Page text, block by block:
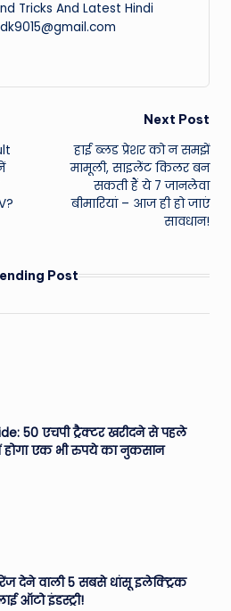
Tricks And Latest Hindi
Next Post
हाई ब्लड प्रेशर को न समझें
मामूली, साइलेंट किलर बन
सकती हैं ये 7 जानलेवा
बीमारियां – आज ही हो जाएं
सावधान!
Post
50 एचपी ट्रैक्टर खरीदने से पहले
होगा एक भी रुपये का नुकसान
देने वाली 5 सबसे धांसू इलेक्ट्रिक
ऑटो इंडस्ट्री!